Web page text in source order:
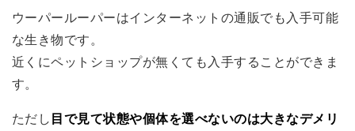
ウーパールーパーはインターネットの通販でも入手可能
な生き物です。
近くにペットショップが無くても入手することができま
す。
ただし 目で見て状態や個体を選べないのは大きなデメリ